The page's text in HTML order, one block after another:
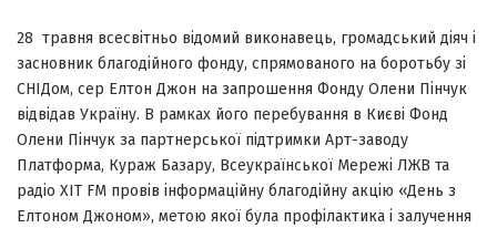
28 травня всесвітньо відомий виконавець, громадський діяч і
засновник благодійного фонду, спрямованого на боротьбу зі
СНІДом, сер Елтон Джон на запрошення Фонду Олени Пінчук
відвідав Україну. В рамках його перебування в Києві Фонд
Олени Пінчук за партнерської підтримки Арт-заводу
Платформа, Кураж Базару, Всеукраїнської Мережі ЛЖВ та
радіо ХIТ FM провів інформаційну благодійну акцію «День з
Елтоном Джоном», метою якої була профілактика і залучення